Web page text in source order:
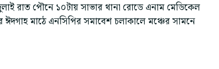
রাত পৌনে ১০টায় সাভার থানা রোডে এনাম মেডিকেল
মাঠে এনসিপির সমাবেশ চলাকালে মঞ্চের সামনে